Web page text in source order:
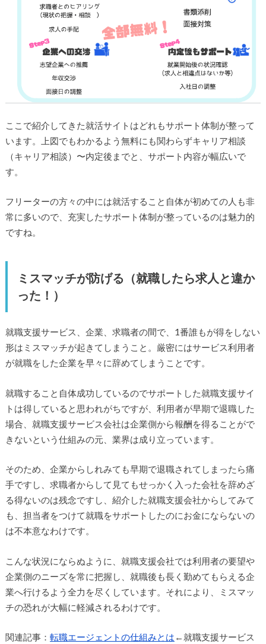
ここで紹介してきた就活サイトはどれもサポート体制が整って
います。上図でもわかるよう無料にも関わらずキャリア相談
（キャリア相談）〜内定後までと、サポート内容が幅広いで
す。
フリーターの方々の中には就活すること自体が初めての人も非
常に多いので、充実したサポート体制が整っているのは魅力的
ですね。
ミスマッチが防げる（就職したら求人と違か
った！）
就職支援サービス、企業、求職者の間で、1番誰もが得をしない
形はミスマッチが起きてしまうこと。厳密にはサービス利用者
が就職をした企業を早々に辞めてしまうことです。
就職すること自体成功しているのでサポートした就職支援サイ
トは得していると思われがちですが、利用者が早期で退職した
場合、就職支援サービス会社は企業側から報酬を得ることがで
きないという仕組みの元、業界は成り立っています。
そのため、企業からしれみても早期で退職されてしまったら痛
手ですし、求職者からして見てもせっかく入った会社を辞めざ
る得ないのは残念ですし、紹介した就職支援会社からしてみて
も、担当者をつけて就職をサポートしたのにお金にならないの
は不本意なわけです。
こんな状況にならぬように、就職支援会社では利用者の要望や
企業側のニーズを常に把握し、就職後も長く勤めてもらえる企
業へ行けるよう全力を尽くしています。それにより、ミスマッ
チの恐れが大幅に軽減されるわけです。
関連記事： 転職エージェントの仕組みとは ←就職支援サービス